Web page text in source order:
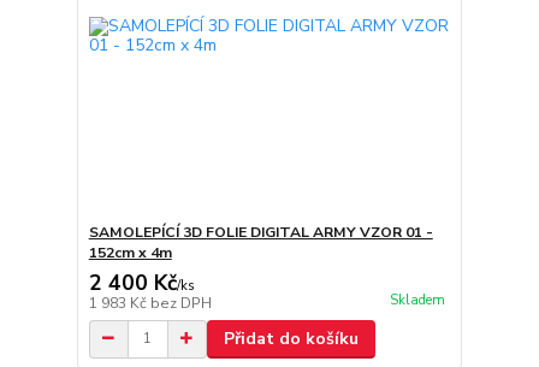
SAMOLEPÍCÍ 3D FOLIE DIGITAL ARMY VZOR 01 -
152cm x 4m
2 400 Kč/ks
1 983 Kč bez DPH Skladem
Přidat do košíku